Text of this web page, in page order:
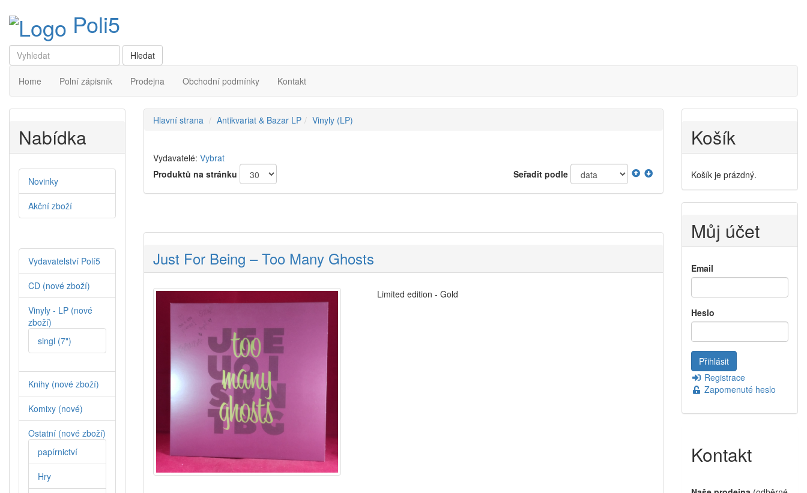
Poli5
Home Polní zápisník Prodejna Obchodní podmínky Kontakt
Hlavní strana Antikvariat & Bazar LP Vinyly (LP)
Vydavatelé: Vybrat
Produktů na stránku
Seřadit podle
Just For Being – Too Many Ghosts
Limited edition - Gold
Nabídka
Novinky
Akční zboží
Vydavatelství Polí5
CD (nové zboží)
Vinyly - LP (nové
zboží)
singl (7")
Knihy (nové zboží)
Komixy (nové)
Ostatní (nové zboží)
papírnictví
Hry
Košík
Košík je prázdný.
Můj účet
Email
Heslo
Registrace
Zapomenuté heslo
Kontakt